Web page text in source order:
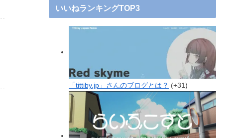
いいねランキングTOP3
「tittiby.jp」さんのブログとは？ +31